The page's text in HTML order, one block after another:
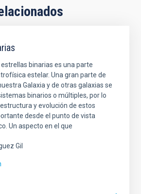
estrellas binarias es una parte
estelar. Una gran parte de
Galaxia y de otras galaxias se
binarios o múltiples, por lo
y evolución de estos
desde el punto de vista
Un aspecto en el que
Gil